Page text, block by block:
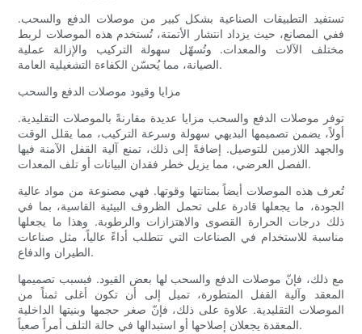
تستفيد التطبيقات الصناعية بشكل كبير من موصلات الدفع والسحب.
ففي المصانع، حيث يزداد انتشار الأتمتة، تُستخدم هذه الموصلات لربط
مختلف الآلات والمعدات. وتُسهّل سهولة التركيب والإزالة عملية
الصيانة، مما يُحسّن الكفاءة التشغيلية العامة.
مزايا وقيود موصلات الدفع والسحب
توفر موصلات الدفع والسحب مزايا عديدة مقارنةً بالموصلات التقليدية.
أولاً، يضمن تصميمها البديهي سهولة وسرعة التركيب، مما يقلل الوقت
والجهد اللازمين للتوصيل. إضافةً إلى ذلك، تمنع آلية القفل الآمنة فيها
الفصل العرضي، مما يزيل خطر فقدان البيانات أو تلف المعدات.
تُعرف هذه الموصلات أيضاً بمتانتها وقوتها. فهي مصنوعة من مواد عالية
الجودة، ما يجعلها قادرة على تحمل الظروف البيئية القاسية، بما في
ذلك درجات الحرارة القصوى والاهتزازات والرطوبة. وهذا ما يجعلها
مناسبة للاستخدام في الصناعات التي تتطلب أداءً عالياً، مثل صناعات
الطيران والدفاع.
مع ذلك، فإنّ موصلات الدفع والسحب لها بعض القيود. فبسبب تصميمها
المعقد وآلية القفل المتطورة، تميل إلى أن تكون أغلى ثمناً من
الموصلات التقليدية. علاوة على ذلك، فإنّ صغر حجمها وبنيتها الداخلية
المعقدة يجعلان إصلاحها أو استبدالها في حالة التلف أمراً صعباً.